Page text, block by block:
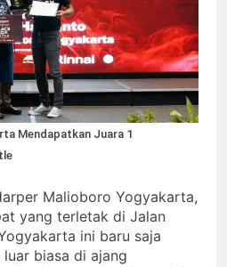
Mendapatkan Juara 1
Malioboro Yogyakarta,
yang terletak di Jalan
ini baru saja
biasa di ajang